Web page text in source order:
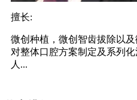
擅长:
微创种植，微创智齿拔除以
对整体口腔方案制定及系列
人...